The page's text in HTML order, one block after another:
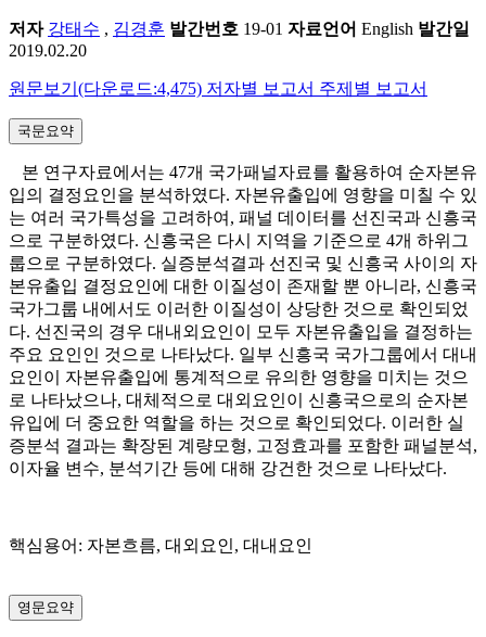
저자 강태수 , 김경훈 발간번호 19-01 자료언어 English 발간일
2019.02.20
원문보기(다운로드:4,475) 저자별 보고서 주제별 보고서
국문요약
본 연구자료에서는 47개 국가패널자료를 활용하여 순자본유
입의 결정요인을 분석하였다. 자본유출입에 영향을 미칠 수 있
는 여러 국가특성을 고려하여, 패널 데이터를 선진국과 신흥국
으로 구분하였다. 신흥국은 다시 지역을 기준으로 4개 하위그
룹으로 구분하였다. 실증분석결과 선진국 및 신흥국 사이의 자
본유출입 결정요인에 대한 이질성이 존재할 뿐 아니라, 신흥국
국가그룹 내에서도 이러한 이질성이 상당한 것으로 확인되었
다. 선진국의 경우 대내외요인이 모두 자본유출입을 결정하는
주요 요인인 것으로 나타났다. 일부 신흥국 국가그룹에서 대내
요인이 자본유출입에 통계적으로 유의한 영향을 미치는 것으
로 나타났으나, 대체적으로 대외요인이 신흥국으로의 순자본
유입에 더 중요한 역할을 하는 것으로 확인되었다. 이러한 실
증분석 결과는 확장된 계량모형, 고정효과를 포함한 패널분석,
이자율 변수, 분석기간 등에 대해 강건한 것으로 나타났다.
핵심용어: 자본흐름, 대외요인, 대내요인
영문요약